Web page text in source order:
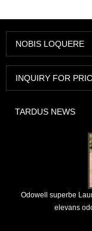
NOBIS LOQUERE
INQUIRY FOR
TARDUS NEWS
Odowell superbe
elevans